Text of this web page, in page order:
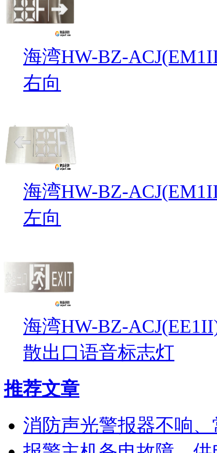
海湾HW-BZ-
右向
海湾HW-BZ-
左向
海湾HW-BZ-
散出口语音标志灯
推荐文章
消防声光警报器不响